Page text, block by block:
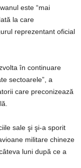
este “mai
la care
reprezentant oficial
în continuare
sectoarele”, a
care preconizează
sale şi şi-a sporit
militare chineze
luni după ce a